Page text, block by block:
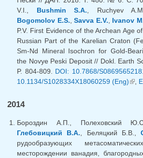
V.I., Bushmin S.A. , Ruchyev
Bogomolov E.S. Savva E.V. Ivanov
P.V. First Evidence of the Archean Age
Russian Part of the Karelian Craton
Sm-Nd Mineral Isochron for Gold-
the Novye Peski Deposit // Dokl. Earth
P. 804-809. DOI: 10.7868/
10.1134/S1028334X18060259 (Eng)
2014
Бороздин А.П., Полеховский
Глебовицкий В.А., Беляцкий Б.В.,
рудообразующих
месторождении ванадия,